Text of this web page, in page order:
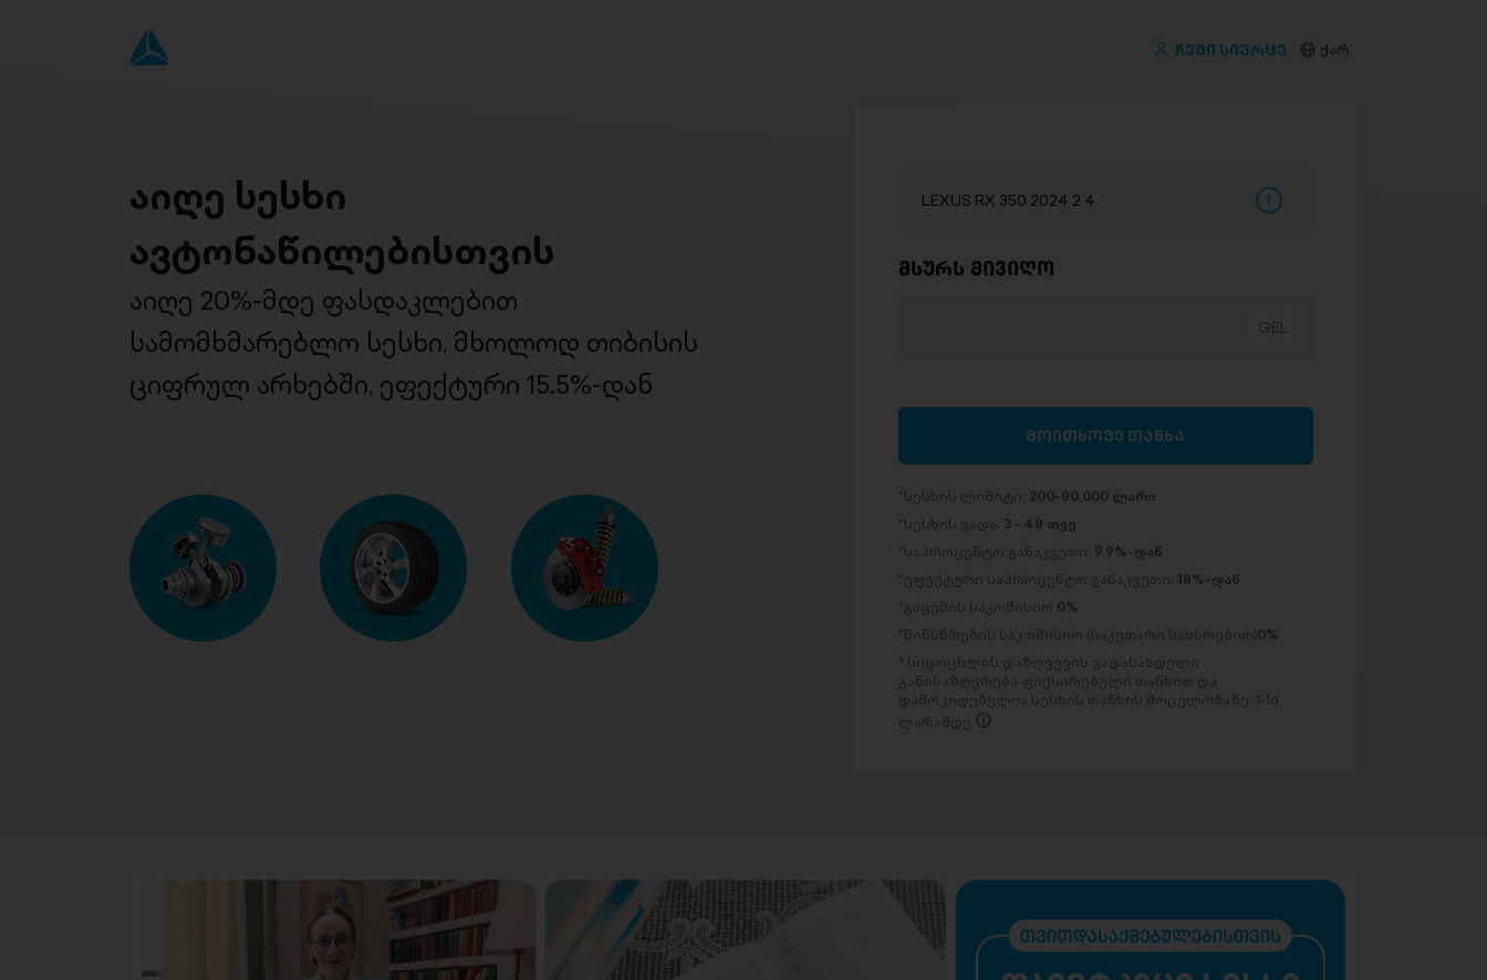
ჩემი სივრცე ქარ
აიღე სესხი
ავტონაწილებისთვის
აიღე 20%-მდე ფასდაკლებით
სამომხმარებლო სესხი, მხოლოდ თიბისის
ციფრულ არხებში, ეფექტური 15.5%-დან
LEXUS RX 350 2024 2.4
მსურს მივიღო
მოითხოვე თანხა
სესხის ლიმიტი: 200-80,000 ლარი
სესხის ვადა: 3 - 48 თვე
საპროცენტო განაკვეთი: 9.9%-დან
ეფექტური საპროცენტო განაკვეთი: 18%-დან
გაცემის საკომისიო 0%
წინსწრების საკომისიო (საკუთარი სახსრებით)0%
სიცოცხლის დაზღვევის გადასახდელი
განისაზღვრება ფიქსირებული თანხით და
დამოკიდებულია სესხის თანხის მოცულობაზე: 1-16
ლარამდე